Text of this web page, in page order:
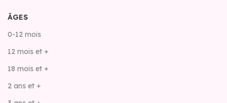
ÂGES
0-12 mois
12 mois et +
18 mois et +
2 ans et +